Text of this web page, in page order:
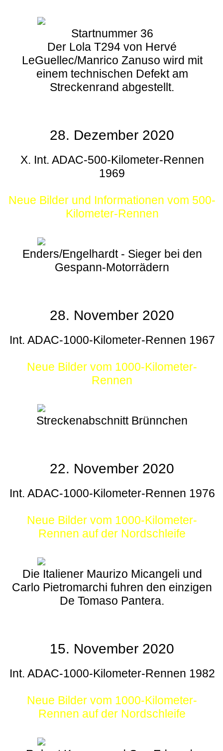
Startnummer 36
Der Lola T294 von Hervé
LeGuellec/Manrico Zanuso wird mit
einem technischen Defekt am
Streckenrand abgestellt.
28. Dezember 2020
X. Int. ADAC-500-Kilometer-Rennen
1969
Neue Bilder und Informationen vom 500-
Kilometer-Rennen
Enders/Engelhardt - Sieger bei den
Gespann-Motorrädern
28. November 2020
Int. ADAC-1000-Kilometer-Rennen 1967
Neue Bilder vom 1000-Kilometer-
Rennen
Streckenabschnitt Brünnchen
22. November 2020
Int. ADAC-1000-Kilometer-Rennen 1976
Neue Bilder vom 1000-Kilometer-
Rennen auf der Nordschleife
Die Italiener Maurizo Micangeli und
Carlo Pietromarchi fuhren den einzigen
De Tomaso Pantera.
15. November 2020
Int. ADAC-1000-Kilometer-Rennen 1982
Neue Bilder vom 1000-Kilometer-
Rennen auf der Nordschleife